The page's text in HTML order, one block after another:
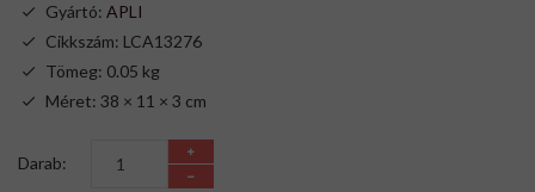
Gyártó: APLI
Cikkszám: LCA13276
Tömeg: 0.05 kg
Méret: 38 × 11 × 3 cm
Darab: